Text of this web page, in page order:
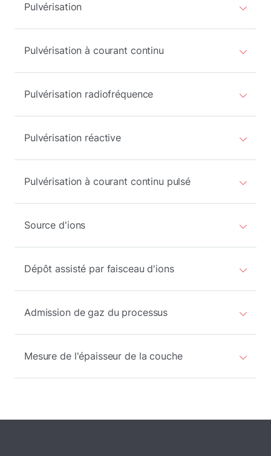
Pulvérisation
Pulvérisation à courant continu
Pulvérisation radiofréquence
Pulvérisation réactive
Pulvérisation à courant continu pulsé
Source d'ions
Dépôt assisté par faisceau d'ions
Admission de gaz du processus
Mesure de l'épaisseur de la couche